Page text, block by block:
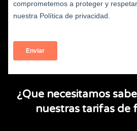
¿Que necesitamos
nuestras tarifas de